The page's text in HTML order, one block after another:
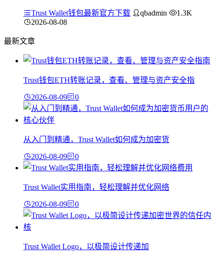
Trust Wallet钱包最新官方下载 qbadmin
1.3K
2026-08-08
最新文章
Trust钱包ETH转账记录，查看、管理与资产安全指
2026-08-09 0
从入门到精通，Trust Wallet如何成为加密货
2026-08-09 0
Trust Wallet实用指南，轻松理解并优化网络
2026-08-09 0
Trust Wallet Logo，以极简设计传递加